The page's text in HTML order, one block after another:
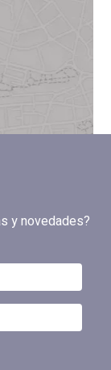
y novedades?